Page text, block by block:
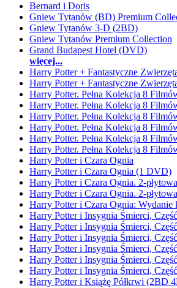
Bernard i Doris
Gniew Tytanów (BD) Premium
Gniew Tytanów 3-D (2BD)
Gniew Tytanów Premium Collection
Grand Budapest Hotel (DVD)
więcej...
Harry Potter + Fantastyczne
Harry Potter + Fantastyczne
Harry Potter. Pełna Kolekcja 8
Harry Potter. Pełna Kolekcja 8
Harry Potter. Pełna Kolekcja 8
Harry Potter. Pełna Kolekcja 8
Harry Potter. Pełna Kolekcja 8
Harry Potter. Pełna Kolekcja 8
Harry Potter i Czara Ognia
Harry Potter i Czara Ognia (1 DVD)
Harry Potter i Czara Ognia. 2-
Harry Potter i Czara Ognia. 2-
Harry Potter i Czara Ognia:
Harry Potter i Insygnia Śmierci,
Harry Potter i Insygnia Śmierci,
Harry Potter i Insygnia Śmierci,
Harry Potter i Insygnia Śmierci,
Harry Potter i Insygnia Śmierci,
Harry Potter i Insygnia Śmierci,
Harry Potter i Książę Półkrwi (2BD